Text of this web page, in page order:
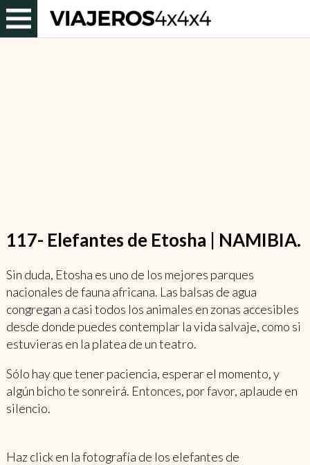
117- Elefantes de Etosha | NAMIBIA.
Sin duda, Etosha es uno de los mejores parques
nacionales de fauna africana. Las balsas de agua
congregan a casi todos los animales en zonas accesibles
desde donde puedes contemplar la vida salvaje, como si
estuvieras en la platea de un teatro.
Sólo hay que tener paciencia, esperar el momento, y
algún bicho te sonreirá. Entonces, por favor, aplaude en
silencio.
Haz click en la fotografía de los elefantes de